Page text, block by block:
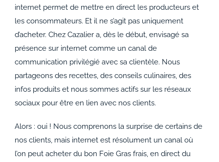
internet permet de mettre en direct les producteurs et
les consommateurs. Et il ne s’agit pas uniquement
d’acheter. Chez Cazalier a, dès le début, envisagé sa
présence sur internet comme un canal de
communication privilégié avec sa clientèle. Nous
partageons des recettes, des conseils culinaires, des
infos produits et nous sommes actifs sur les réseaux
sociaux pour être en lien avec nos clients.
Alors : oui ! Nous comprenons la surprise de certains de
nos clients, mais internet est résolument un canal où
l’on peut acheter du bon Foie Gras frais, en direct du